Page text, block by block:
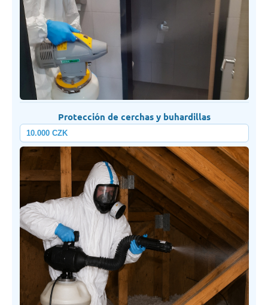
Protección de cerchas y buhardillas
10.000 CZK